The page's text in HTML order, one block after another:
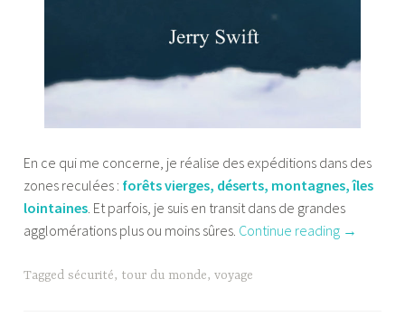
En ce qui me concerne, je réalise des expéditions dans des
zones reculées : forêts vierges, déserts, montagnes, îles
lointaines . Et parfois, je suis en transit dans de grandes
agglomérations plus ou moins sûres. Continue reading “Le
→
Taggedsécurité, tour du monde,voyage